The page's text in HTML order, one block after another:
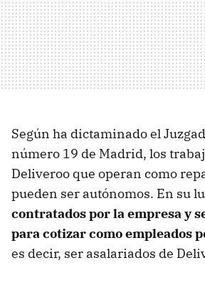
Según ha dictaminado el
número 19 de Madrid, los
Deliveroo que operan como
pueden ser autónomos. En su
contratados por la empresa y
para cotizar como empleados
es decir, ser asalariados de